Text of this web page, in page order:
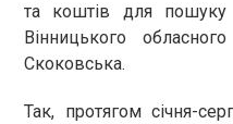
та коштів для
Вінницького
Скоковська.
Так, протягом січня-